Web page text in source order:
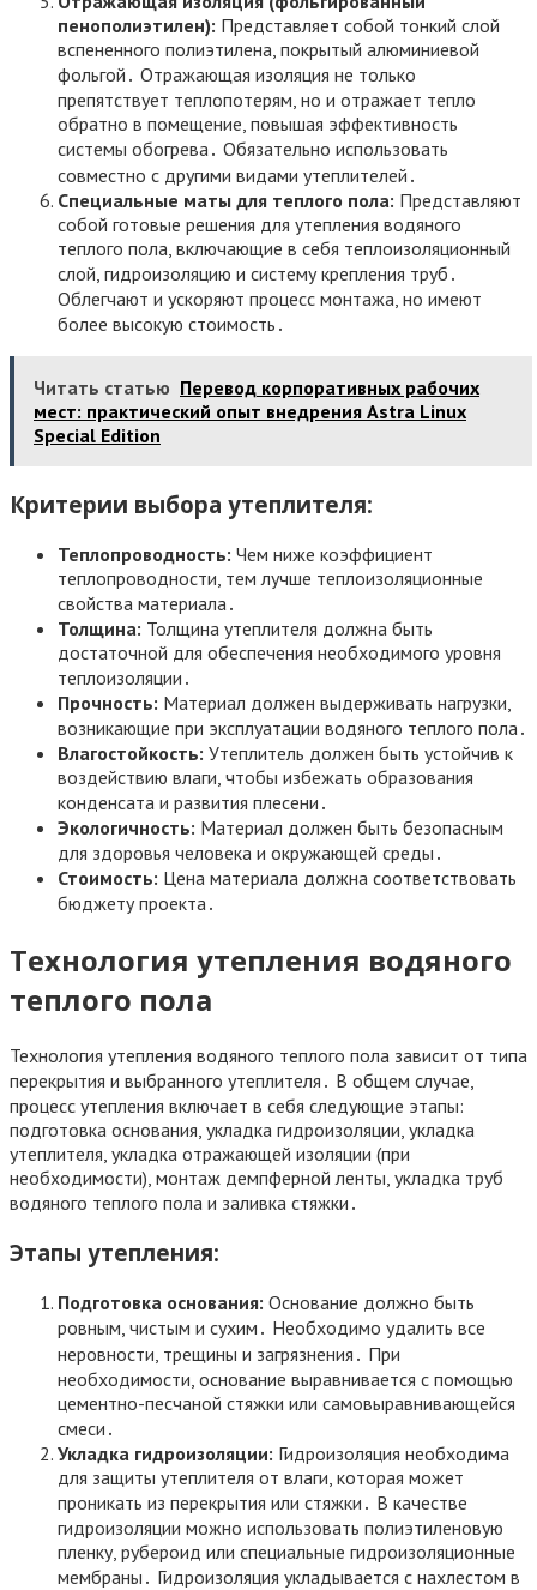
пенополиэтилен): Представляет собой тонкий слой
вспененного полиэтилена, покрытый алюминиевой
фольгой․ Отражающая изоляция не только
препятствует теплопотерям, но и отражает тепло
обратно в помещение, повышая эффективность
системы обогрева․ Обязательно использовать
совместно с другими видами утеплителей․
Специальные маты для теплого пола: Представляют
собой готовые решения для утепления водяного
теплого пола, включающие в себя теплоизоляционный
слой, гидроизоляцию и систему крепления труб․
Облегчают и ускоряют процесс монтажа, но имеют
более высокую стоимость․
Читать статью Перевод корпоративных рабочих
мест: практический опыт внедрения Astra Linux
Special Edition
Критерии выбора утеплителя:
Теплопроводность: Чем ниже коэффициент
теплопроводности, тем лучше теплоизоляционные
свойства материала․
Толщина: Толщина утеплителя должна быть
достаточной для обеспечения необходимого уровня
теплоизоляции․
Прочность: Материал должен выдерживать нагрузки,
возникающие при эксплуатации водяного теплого пола․
Влагостойкость: Утеплитель должен быть устойчив к
воздействию влаги, чтобы избежать образования
конденсата и развития плесени․
Экологичность: Материал должен быть безопасным
для здоровья человека и окружающей среды․
Стоимость: Цена материала должна соответствовать
бюджету проекта․
Технология утепления водяного
теплого пола
Технология утепления водяного теплого пола зависит от типа
перекрытия и выбранного утеплителя․ В общем случае,
процесс утепления включает в себя следующие этапы:
подготовка основания, укладка гидроизоляции, укладка
утеплителя, укладка отражающей изоляции (при
необходимости), монтаж демпферной ленты, укладка труб
водяного теплого пола и заливка стяжки․
Этапы утепления:
Подготовка основания: Основание должно быть
ровным, чистым и сухим․ Необходимо удалить все
неровности, трещины и загрязнения․ При
необходимости, основание выравнивается с помощью
цементно-песчаной стяжки или самовыравнивающейся
смеси․
Укладка гидроизоляции: Гидроизоляция необходима
для защиты утеплителя от влаги, которая может
проникать из перекрытия или стяжки․ В качестве
гидроизоляции можно использовать полиэтиленовую
пленку, рубероид или специальные гидроизоляционные
мембраны․ Гидроизоляция укладывается с нахлестом в